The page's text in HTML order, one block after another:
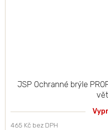
JSP Ochranné brýle
465 Kč bez DPH